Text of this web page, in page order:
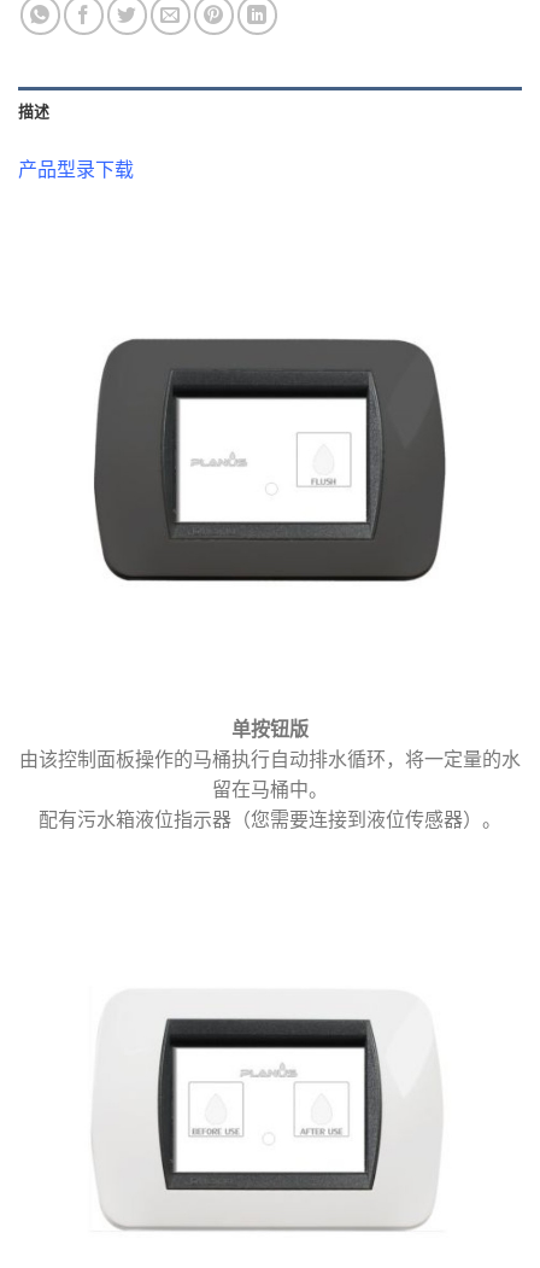
描述
产品型录下载
单按钮版
由该控制面板操作的马桶执行自动排水循环，将一定量的水
留在马桶中。
配有污水箱液位指示器（您需要连接到液位传感器）。